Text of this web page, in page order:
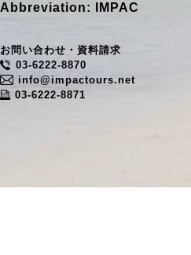
Abbreviation: IMPAC
お問い合わせ・資料請求
03-6222-8870
info@impactours.net
03-6222-8871